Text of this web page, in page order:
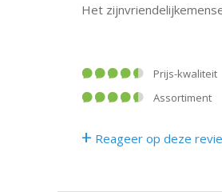
Het
Prijs-kwaliteit
Assortiment
+ Reageer op deze